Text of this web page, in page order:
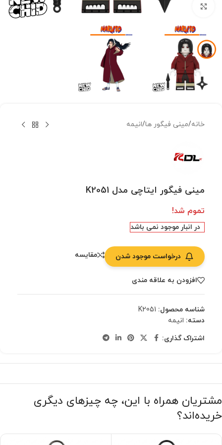
بزرگنمایی تصویر
خانه/مینی فیگور ها/انیمه
مینی فیگور ایتاچی مدل K2051
تموم شد!
در انبار موجود نمی باشد
درخواست موجود شدن مقایسه
افزودن به علاقه مندی
شناسه محصول: K2051
دسته: انیمه
اشتراک گذاری:
مشتریان همراه با این، چه چیزهای دیگری
خریده‌اند؟